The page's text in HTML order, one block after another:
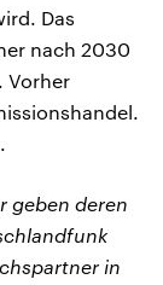
Das
nach 2030
Vorher
geben deren
in